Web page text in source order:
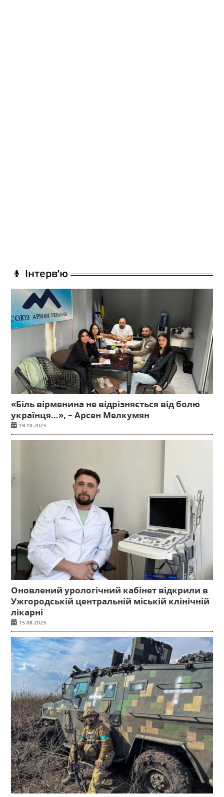
Інтерв’ю
«Біль вірменина не відрізняється від болю
українця…», – Арсен Мелкумян
19.10.2023
Оновлений урологічний кабінет відкрили в
Ужгородській центральній міській клінічній
лікарні
15.08.2023